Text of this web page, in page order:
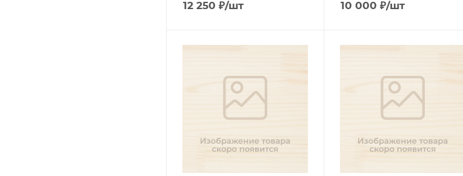
12 250 ₽/шт 10 000 ₽/шт